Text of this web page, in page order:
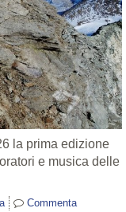
la prima edizione
e musica delle
Commenta